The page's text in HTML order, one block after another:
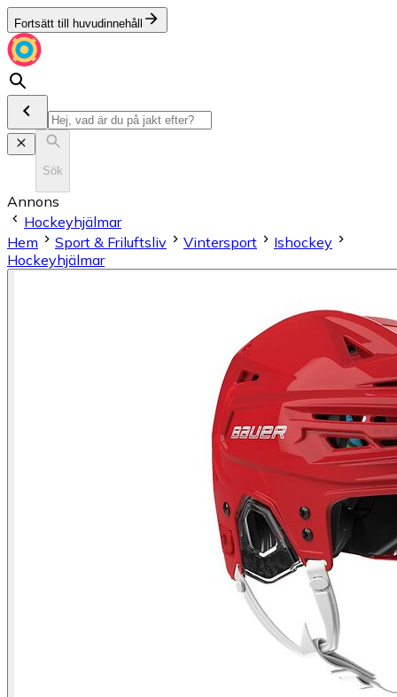
Fortsätt till huvudinnehåll
Sök
Annons
Hockeyhjälmar
Hem
Sport & Friluftsliv Vintersport
Ishockey
Hockeyhjälmar